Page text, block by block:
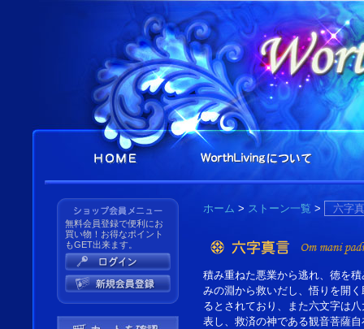
ホーム > ストーン一覧 > 六字
積み重ねた悪業から逃れ、徳を
みの淵から救いだし、悟りを開
るとされており、また六文字は
表し、救済の神である観音菩薩
無料会員登録で便利にお
買い物！お得なポイント
もGET出来ます。